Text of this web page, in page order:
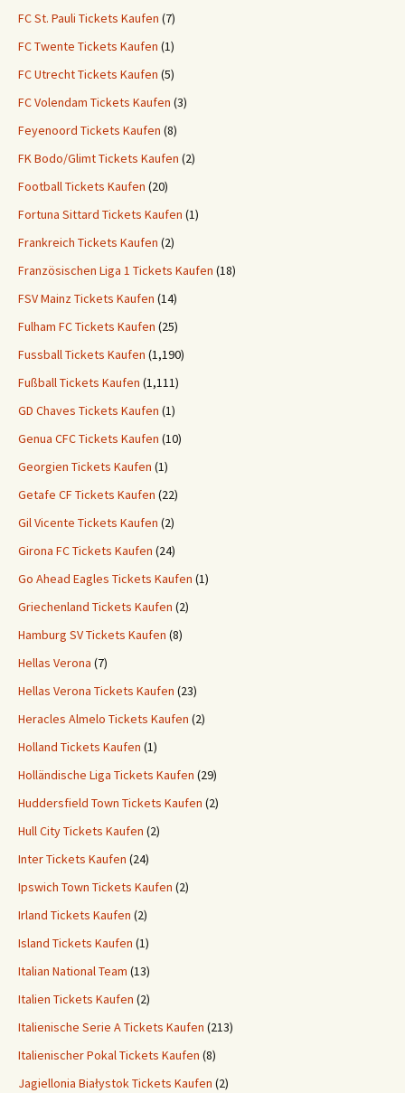
FC St. Pauli Tickets Kaufen (7)
FC Twente Tickets Kaufen (1)
FC Utrecht Tickets Kaufen (5)
FC Volendam Tickets Kaufen (3)
Feyenoord Tickets Kaufen (8)
FK Bodo/Glimt Tickets Kaufen (2)
Football Tickets Kaufen (20)
Fortuna Sittard Tickets Kaufen (1)
Frankreich Tickets Kaufen (2)
Französischen Liga 1 Tickets Kaufen (18)
FSV Mainz Tickets Kaufen (14)
Fulham FC Tickets Kaufen (25)
Fussball Tickets Kaufen (1,190)
Fußball Tickets Kaufen (1,111)
GD Chaves Tickets Kaufen (1)
Genua CFC Tickets Kaufen (10)
Georgien Tickets Kaufen (1)
Getafe CF Tickets Kaufen (22)
Gil Vicente Tickets Kaufen (2)
Girona FC Tickets Kaufen (24)
Go Ahead Eagles Tickets Kaufen (1)
Griechenland Tickets Kaufen (2)
Hamburg SV Tickets Kaufen (8)
Hellas Verona (7)
Hellas Verona Tickets Kaufen (23)
Heracles Almelo Tickets Kaufen (2)
Holland Tickets Kaufen (1)
Holländische Liga Tickets Kaufen (29)
Huddersfield Town Tickets Kaufen (2)
Hull City Tickets Kaufen (2)
Inter Tickets Kaufen (24)
Ipswich Town Tickets Kaufen (2)
Irland Tickets Kaufen (2)
Island Tickets Kaufen (1)
Italian National Team (13)
Italien Tickets Kaufen (2)
Italienische Serie A Tickets Kaufen (213)
Italienischer Pokal Tickets Kaufen (8)
Jagiellonia Białystok Tickets Kaufen (2)